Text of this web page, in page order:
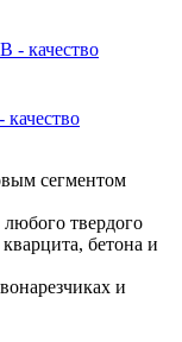
сегментом
любого твердого
бетона и
и